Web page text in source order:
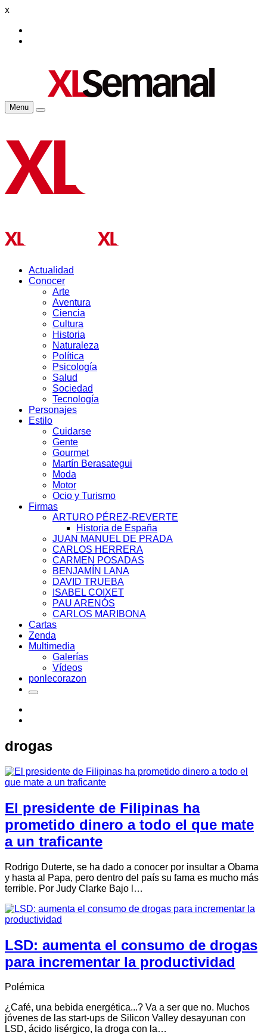
x
Menu
Actualidad
Conocer
Arte
Aventura
Ciencia
Cultura
Historia
Naturaleza
Política
Psicología
Salud
Sociedad
Tecnología
Personajes
Estilo
Cuidarse
Gente
Gourmet
Martín Berasategui
Moda
Motor
Ocio y Turismo
Firmas
ARTURO PÉREZ-REVERTE
Historia de España
JUAN MANUEL DE PRADA
CARLOS HERRERA
CARMEN POSADAS
BENJAMÍN LANA
DAVID TRUEBA
ISABEL COIXET
PAU ARENÓS
CARLOS MARIBONA
Cartas
Zenda
Multimedia
Galerías
Vídeos
ponlecorazon
drogas
El presidente de Filipinas ha
prometido dinero a todo el que mate
a un traficante
Rodrigo Duterte, se ha dado a conocer por insultar a Obama
y hasta al Papa, pero dentro del país su fama es mucho más
terrible. Por Judy Clarke Bajo l…
LSD: aumenta el consumo de drogas
para incrementar la productividad
Polémica
¿Café, una bebida energética...? Va a ser que no. Muchos
jóvenes de las start-ups de Silicon Valley desayunan con
LSD, ácido lisérgico, la droga con la…